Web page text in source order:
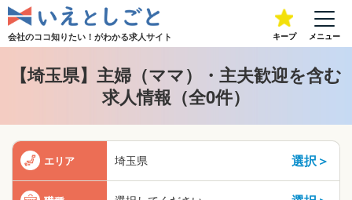
会社のココ知りたい！がわかる求人サイト キープ メニュー
【埼玉県】主婦（ママ）・主夫歓迎を含む
求人情報（全0件）
エリア 埼玉県 選択＞